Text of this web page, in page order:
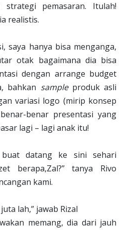
strategi pemasaran. Itulah!
realistis.
saya hanya bisa menganga,
otak bagaimana dia bisa
dengan arrange budget
bahkan sampleproduk asli
variasi logo (mirip konsep
benar presentasi yang
lagi – lagi anak itu!
buat datang ke sini sehari
berapa,Zal?” tanya Rivo
kami.
lah,” jawab Rizal
memang, dia dari jauh